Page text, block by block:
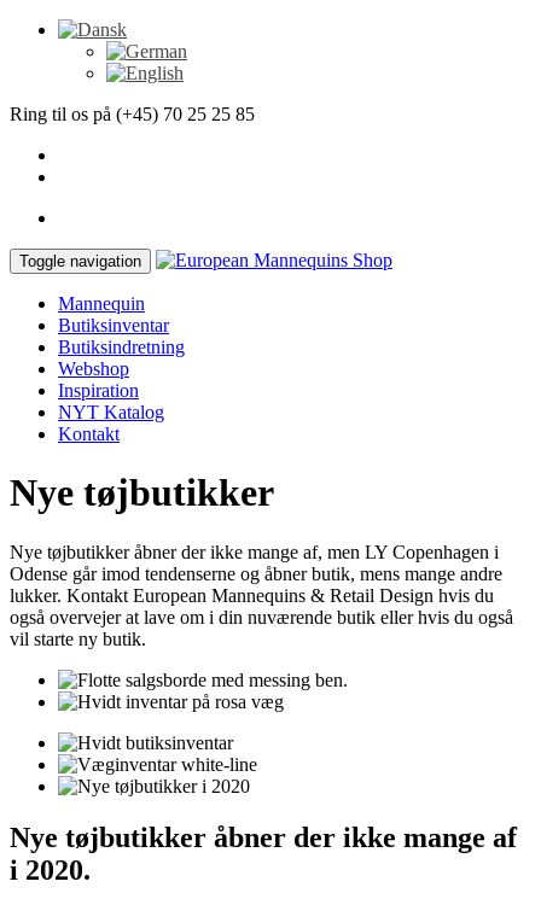
Ring til os på (+45) 70 25 25 85
Toggle navigation
Mannequin
Butiksinventar
Butiksindretning
Webshop
Inspiration
NYT Katalog
Kontakt
Nye tøjbutikker
Nye tøjbutikker åbner der ikke mange af, men LY Copenhagen i
Odense går imod tendenserne og åbner butik, mens mange andre
lukker. Kontakt European Mannequins & Retail Design hvis du
også overvejer at lave om i din nuværende butik eller hvis du også
vil starte ny butik.
Nye tøjbutikker åbner der ikke mange af
i 2020.